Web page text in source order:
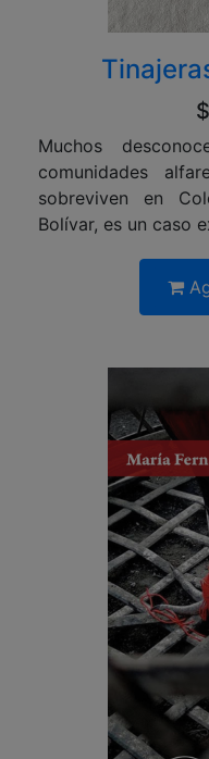
Muchos
comunidades
sobreviven en
Bolívar, es un caso